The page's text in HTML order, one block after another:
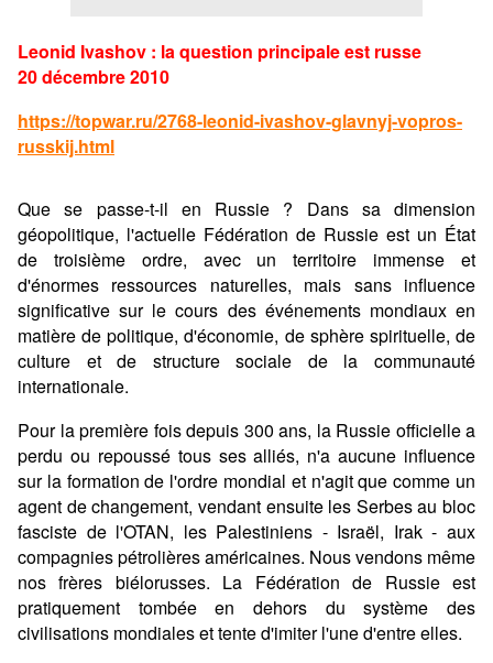
Leonid Ivashov : la question principale est russe
20 décembre 2010
https://topwar.ru/2768-leonid-ivashov-glavnyj-vopros-
russkij.html
Que se passe-t-il en Russie ? Dans sa dimension
géopolitique, l'actuelle Fédération de Russie est un État
de troisième ordre, avec un territoire immense et
d'énormes ressources naturelles, mais sans influence
significative sur le cours des événements mondiaux en
matière de politique, d'économie, de sphère spirituelle, de
culture et de structure sociale de la communauté
internationale.
Pour la première fois depuis 300 ans, la Russie officielle a
perdu ou repoussé tous ses alliés, n'a aucune influence
sur la formation de l'ordre mondial et n'agit que comme un
agent de changement, vendant ensuite les Serbes au bloc
fasciste de l'OTAN, les Palestiniens - Israël, Irak - aux
compagnies pétrolières américaines. Nous vendons même
nos frères biélorusses. La Fédération de Russie est
pratiquement tombée en dehors du système des
civilisations mondiales et tente d'imiter l'une d'entre elles.